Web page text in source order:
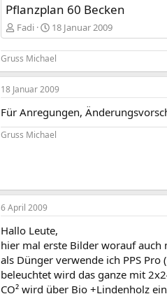
Pflanzplan 60 Becken
Fadi 18 Januar 2009
Gruss Michael
18 Januar 2009
Für Anregungen,
Gruss Michael
6 April 2009
Hallo Leute,
hier mal erste Bilder worauf auch
als Dünger verwende ich PPS
beleuchtet wird das ganze mit
CO² wird über Bio +Lindenholz